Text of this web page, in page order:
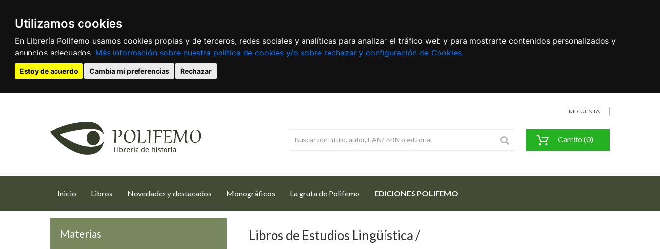
Utilizamos cookies
En Librería Polifemo usamos cookies propias y de terceros, redes sociales y analíticas para analizar el tráfico web y para mostrarte contenidos personalizados y
anuncios adecuados. Más información sobre nuestra política de cookies y/o sobre rechazar y configuración de Cookies.
Estoy de acuerdo Cambia mi preferencias Rechazar
MI CUENTA
Carrito (0)
Inicio (current)
Libros Novedades y destacados Monográficos La gruta de Polifemo EDICIONES POLIFEMO
Materias Libros de Estudios Lingüística